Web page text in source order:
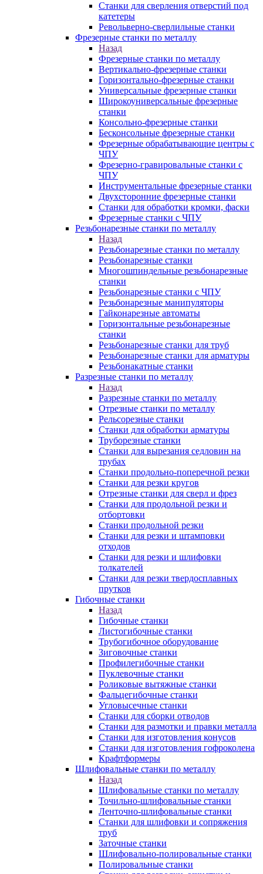
Станки для сверления отверстий под
катетеры
Револьверно-сверлильные станки
Фрезерные станки по металлу
Назад
Фрезерные станки по металлу
Вертикально-фрезерные станки
Горизонтально-фрезерные станки
Универсальные фрезерные станки
Широкоуниверсальные фрезерные
станки
Консольно-фрезерные станки
Бесконсольные фрезерные станки
Фрезерные обрабатывающие центры с
ЧПУ
Фрезерно-гравировальные станки с
ЧПУ
Инструментальные фрезерные станки
Двухсторонние фрезерные станки
Станки для обработки кромки, фаски
Фрезерные станки с ЧПУ
Резьбонарезные станки по металлу
Назад
Резьбонарезные станки по металлу
Резьбонарезные станки
Многошпиндельные резьбонарезные
станки
Резьбонарезные станки с ЧПУ
Резьбонарезные манипуляторы
Гайконарезные автоматы
Горизонтальные резьбонарезные
станки
Резьбонарезные станки для труб
Резьбонарезные станки для арматуры
Резьбонакатные станки
Разрезные станки по металлу
Назад
Разрезные станки по металлу
Отрезные станки по металлу
Рельсорезные станки
Станки для обработки арматуры
Труборезные станки
Станки для вырезания седловин на
трубаx
Станки продольно-поперечной резки
Станки для резки кругов
Отрезные станки для сверл и фрез
Станки для продольной резки и
отбортовки
Станки продольной резки
Станки для резки и штамповки
отходов
Станки для резки и шлифовки
толкателей
Станки для резки твердосплавных
прутков
Гибочные станки
Назад
Гибочные станки
Листогибочные станки
Трубогибочное оборудование
Зиговочные станки
Профилегибочные станки
Пуклевочные станки
Роликовые вытяжные станки
Фальцегибочные станки
Угловысечные станки
Станки для сборки отводов
Станки для размотки и правки металла
Станки для изготовления конусов
Станки для изготовления гофроколена
Крафтформеры
Шлифовальные станки по металлу
Назад
Шлифовальные станки по металлу
Точильно-шлифовальные станки
Ленточно-шлифовальные станки
Станки для шлифовки и сопряжения
труб
Заточные станки
Шлифовально-полировальные станки
Полировальные станки